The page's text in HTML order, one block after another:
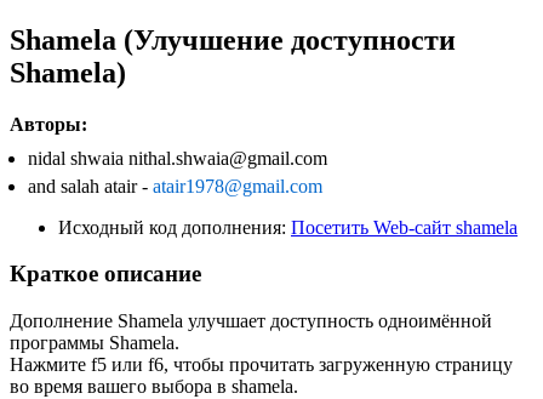
Shamela (Улучшение доступности
Shamela)
Авторы:
nidal shwaia nithal.shwaia@gmail.com
and salah atair - atair1978@gmail.com
Исходный код дополнения: Посетить Web-сайт shamela
Краткое описание
Дополнение Shamela улучшает доступность одноимённой
программы Shamela.
Нажмите f5 или f6, чтобы прочитать загруженную страницу
во время вашего выбора в shamela.